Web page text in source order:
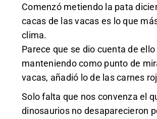
Comenzó metiendo la pata
cacas de las vacas es lo que
clima.
Parece que se dio cuenta de ello
manteniendo como punto de
vacas, añadió lo de las carnes
Solo falta que nos convenza el
dinosaurios no desaparecieron